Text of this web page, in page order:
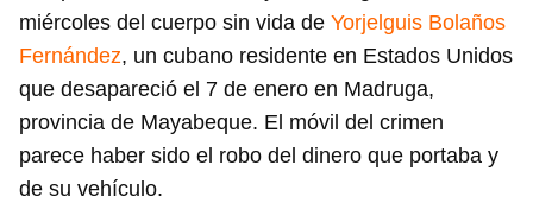
miércoles del cuerpo sin vida de Yorjelguis Bolaños
Fernández, un cubano residente en Estados Unidos
que desapareció el 7 de enero en Madruga,
provincia de Mayabeque. El móvil del crimen
parece haber sido el robo del dinero que portaba y
de su vehículo.